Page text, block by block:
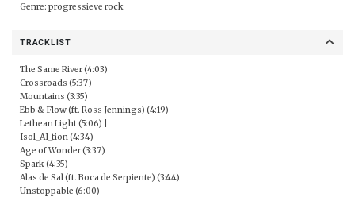
Genre: progressieve rock
TRACKLIST
The Same River (4:03)
Crossroads (5:37)
Mountains (3:35)
Ebb & Flow (ft. Ross Jennings) (4:19)
Lethean Light (5:06) |
Isol_AI_tion (4:34)
Age of Wonder (3:37)
Spark (4:35)
Alas de Sal (ft. Boca de Serpiente) (3:44)
Unstoppable (6:00)